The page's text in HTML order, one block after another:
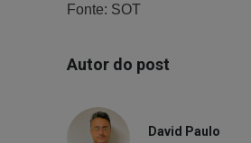
Fonte: SOT
Autor do post
David Paulo